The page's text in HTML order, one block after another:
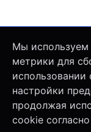
Мы
метрики для
настройки
продолжая
cookie согласно